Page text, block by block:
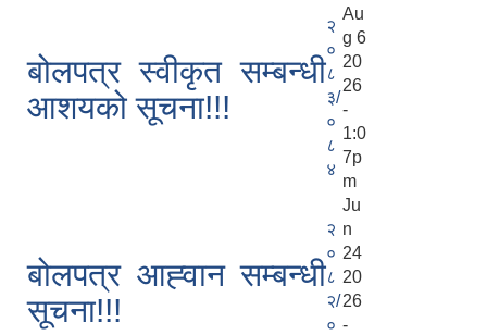
बोलपत्र स्वीकृत सम्बन्धी
आशयको सूचना!!!
२
०
८
३/
०
८
४
Au
g 6
20
26
-
1:0
7p
m
बोलपत्र आह्‍वान सम्बन्धी
सूचना!!!
२
०
८
२/
०
Ju
n
24
20
26
-